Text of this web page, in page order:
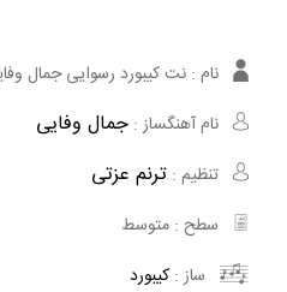
نام : نت کیبورد رسوایی جمال
نام آهنگساز : جمال وفایی
تنظیم : ترنم عزتی
سطح : متوسط
ساز : کیبورد